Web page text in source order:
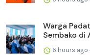
Warga
Sembako di
6 hours ago